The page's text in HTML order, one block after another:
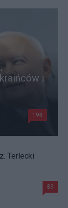
i
198
Terlecki
89